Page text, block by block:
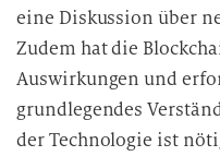
eine Diskussion über
Zudem hat die
Auswirkungen und
grundlegendes
der Technologie ist